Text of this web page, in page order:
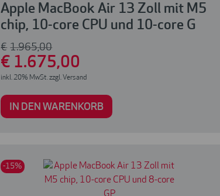
Apple MacBook Air 13 Zoll mit M5
chip, 10-core CPU und 10-core G
€ 1.965,00
€ 1.675,00
inkl. 20% MwSt. zzgl. Versand
IN DEN WARENKORB
-15%